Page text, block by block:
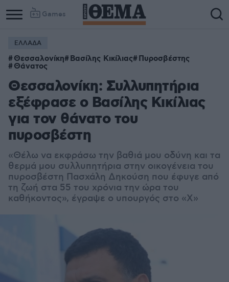
Games
ΕΛΛΑΔΑ
Θεσσαλονίκη Βασίλης Κικίλιας Πυροσβέστης
Θάνατος
Θεσσαλονίκη: Συλλυπητήρια
εξέφρασε ο Βασίλης Κικίλιας
για τον θάνατο του
πυροσβέστη
«Θέλω να εκφράσω την βαθιά μου οδύνη και τα
θερμά μου συλλυπητήρια στην οικογένεια του
πυροσβέστη Πασχάλη Δηκούση που έφυγε από
τη ζωή στα 55 του χρόνια την ώρα του
καθήκοντος», έγραψε ο υπουργός στο «Χ»